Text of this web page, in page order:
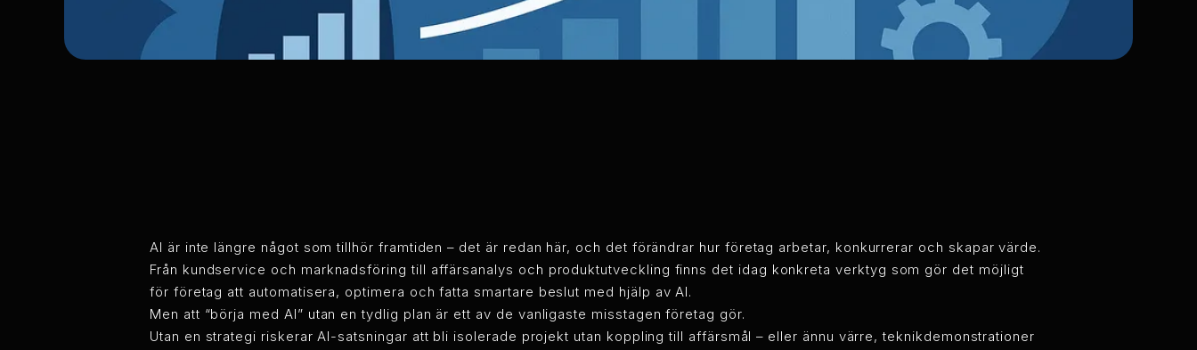
AI är inte längre något som tillhör framtiden – det är redan här, och det förändrar hur företag arbetar, konkurrerar och skapar värde.
Från kundservice och marknadsföring till affärsanalys och produktutveckling finns det idag konkreta verktyg som gör det möjligt
för företag att automatisera, optimera och fatta smartare beslut med hjälp av AI.
Men att “börja med AI” utan en tydlig plan är ett av de vanligaste misstagen företag gör.
Utan en strategi riskerar AI-satsningar att bli isolerade projekt utan koppling till affärsmål – eller ännu värre, teknikdemonstrationer